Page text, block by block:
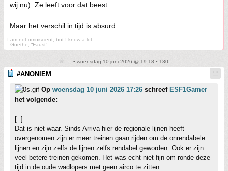
wij nu). Ze leeft voor dat beest.
Maar het verschil in tijd is absurd.
I am not omniscient, but I know a lot.
- Goethe, “Faust”
• woensdag 10 juni 2026 @ 19:18 • 130
#ANONIEM
Op woensdag 10 juni 2026 17:26 schreef ESF1Gamer
het volgende:
[..]
Dat is niet waar. Sinds Arriva hier de regionale lijnen heeft
overgenomen zijn er meer treinen gaan rijden om de onrendabele
lijnen en zijn zelfs de lijnen zelfs rendabel geworden. Ook er zijn
veel betere treinen gekomen. Het was echt niet fijn om ronde deze
tijd in de oude wadlopers met geen airco te zitten.